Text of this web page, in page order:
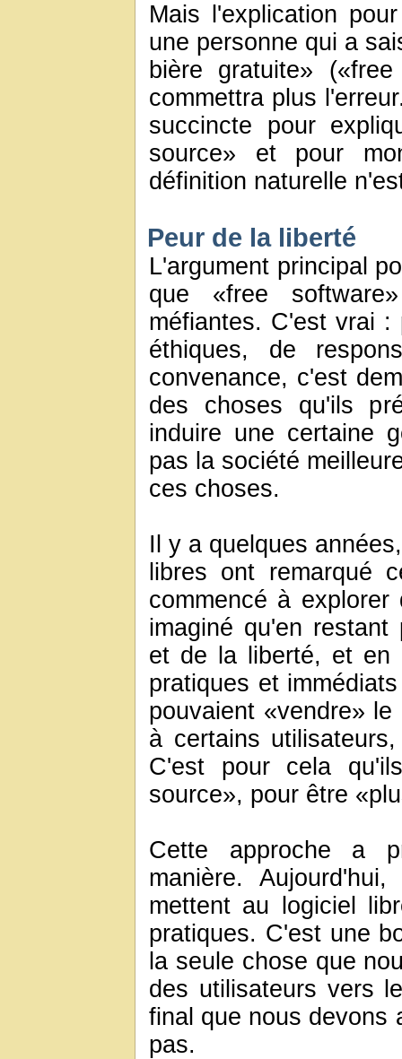
Mais l'explication
une personne qui a
bière gratuite»
commettra plus
succincte pour
source» et pour
définition naturelle
Peur de la liberté
L'argument principal
que «free
méfiantes. C'est vrai :
éthiques, de
convenance, c'est
des choses qu'ils
induire une certaine
pas la société
ces choses.
Il y a quelques
libres ont remarqué
commencé à
imaginé qu'en
et de la liberté, et en
pratiques et
pouvaient «vendre»
à certains
C'est pour cela
source», pour être
Cette approche a
manière.
mettent au logiciel
pratiques. C'est une
la seule chose que
des utilisateurs vers
final que nous devons
pas.